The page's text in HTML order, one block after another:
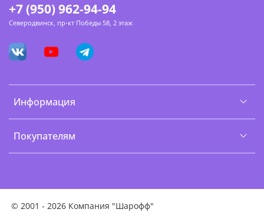
Информация
Покупателям
+7 (950) 962-94-94
Северодвинск, пр-кт Победы 58, 2 этаж
© 2001 - 2026 Компания "Шарофф"